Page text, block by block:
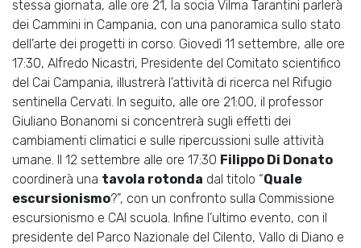
stessa giornata, alle ore 21, la socia Vilma Tarantini parlerà
dei Cammini in Campania, con una panoramica sullo stato
dell’arte dei progetti in corso. Giovedì 11 settembre, alle ore
17:30, Alfredo Nicastri, Presidente del Comitato scientifico
del Cai Campania, illustrerà l’attività di ricerca nel Rifugio
sentinella Cervati. In seguito, alle ore 21:00, il professor
Giuliano Bonanomi si concentrerà sugli effetti dei
cambiamenti climatici e sulle ripercussioni sulle attività
umane. Il 12 settembre alle ore 17:30 Filippo Di Donato
coordinerà una tavola rotonda dal titolo “Quale
escursionismo?”, con un confronto sulla Commissione
escursionismo e CAI scuola. Infine l’ultimo evento, con il
presidente del Parco Nazionale del Cilento, Vallo di Diano e